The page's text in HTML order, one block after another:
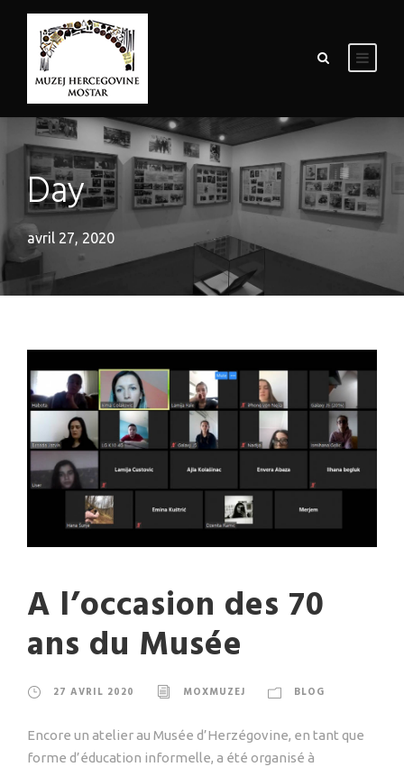
Day
avril 27, 2020
A l’occasion des 70
ans du Musée
27 AVRIL 2020 MOXMUZEJ BLOG
Encore un atelier au Musée d’Herzégovine, en tant que
forme d’éducation informelle, a été organisé à